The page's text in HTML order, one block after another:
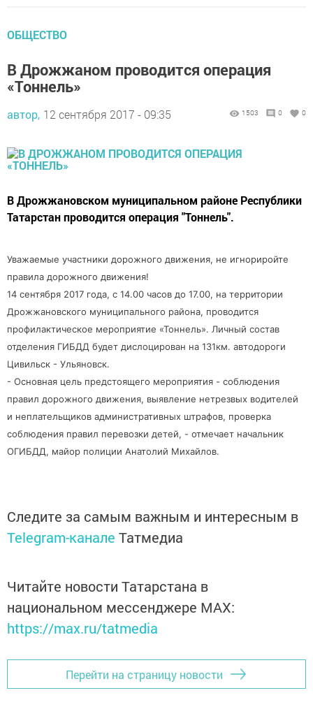
ОБЩЕСТВО
В Дрожжаном проводится операция
«Тоннель»
автор, 12 сентября 2017 - 09:35 1503 0 0
В Дрожжановском муниципальном районе Республики
Татарстан проводится операция "Тоннель".
Уважаемые участники дорожного движения, не игнориройте
правила дорожного движения!
14 сентября 2017 года, с 14.00 часов до 17.00, на территории
Дрожжановского муниципального района, проводится
профилактическое мероприятие «Тоннель». Личный состав
отделения ГИБДД будет дислоцирован на 131км. автодороги
Цивильск - Ульяновск.
- Основная цель предстоящего мероприятия - соблюдения
правил дорожного движения, выявление нетрезвых водителей
и неплательщиков административных штрафов, проверка
соблюдения правил перевозки детей, - отмечает начальник
ОГИБДД, майор полиции Анатолий Михайлов.
Следите за самым важным и интересным в
Telegram-канале Татмедиа
Читайте новости Татарстана в
национальном мессенджере MАХ:
https://max.ru/tatmedia
Перейти на страницу новости